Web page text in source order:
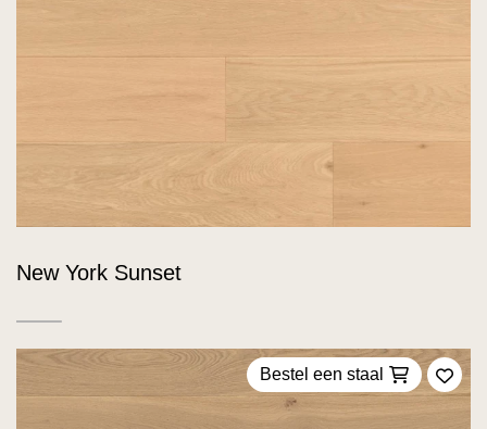
New York Sunset
Bestel een staal